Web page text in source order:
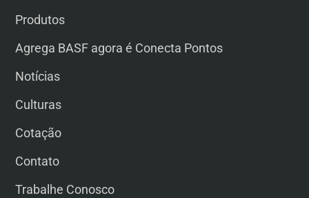
Produtos
Agrega BASF agora é Conecta Pontos
Notícias
Culturas
Cotação
Contato
Trabalhe Conosco